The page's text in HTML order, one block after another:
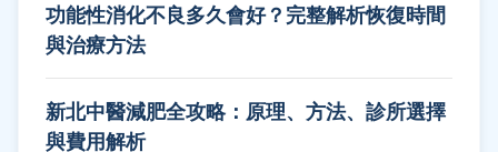
功能性消化不良多久會好？完整解析恢復時間
與治療方法
新北中醫減肥全攻略：原理、方法、診所選擇
與費用解析